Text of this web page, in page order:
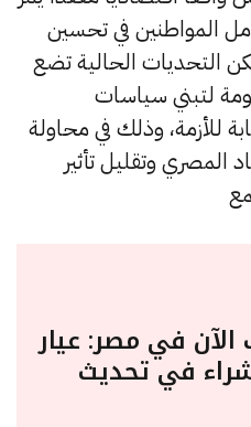
المواطنين في تحسين
التحديات الحالية تضع
لتبني سياسات
للأزمة، وذلك في محاولة
المصري وتقليل تأثير
الآن في مصر: عيار
6730 للشراء في تحديث